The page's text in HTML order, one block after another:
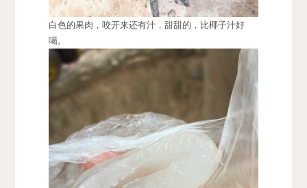
白色的果肉，咬开来还有汁，甜甜的，比椰子汁好
喝。